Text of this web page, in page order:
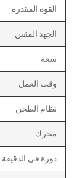
القوة المقدرة
الجهد المقنن
سعة
وقت العمل
نظام الطحن
محرك
دورة في الدقيقة